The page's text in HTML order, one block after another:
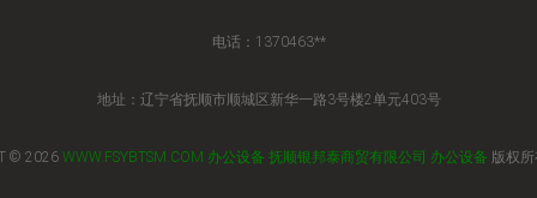
电话：1370463**
地址：辽宁省抚顺市顺城区新华一路3号楼2单元403号
© 2026 WWW.FSYBTSM.COM 办公设备 抚顺银邦泰商贸有限公司 办公设备 版权所